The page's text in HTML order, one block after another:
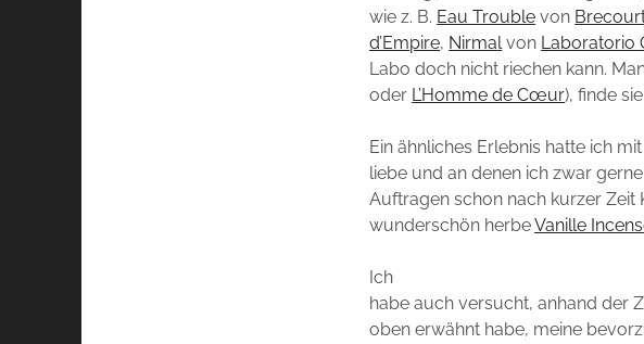
wie z. B. Eau Trouble von
d’Empire, Nirmalvon Laboratorio
Labo doch nicht riechen kann.
oder L’Homme de Cœur), finde
Ein ähnliches Erlebnis hatte ich
liebe und an denen ich zwar
Auftragen schon nach kurzer
wunderschön herbeVanille
Ich
habe auch versucht, anhand der
oben erwähnt habe, meine